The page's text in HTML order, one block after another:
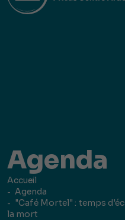
Agenda
Accueil
Agenda
"Café Mortel" : temps
la mort